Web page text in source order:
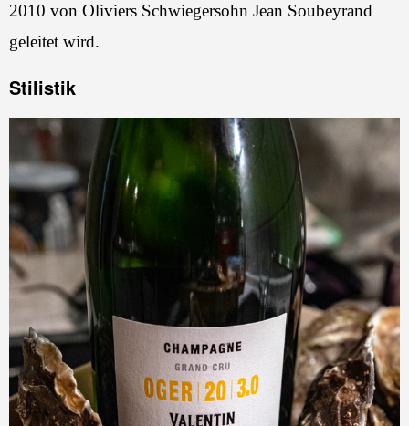
2010 von Oliviers Schwiegersohn Jean Soubeyrand
geleitet wird.
Stilistik